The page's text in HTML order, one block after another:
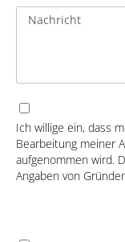
Ich willige ein, dass
Bearbeitung meiner
aufgenommen wird.
Angaben von